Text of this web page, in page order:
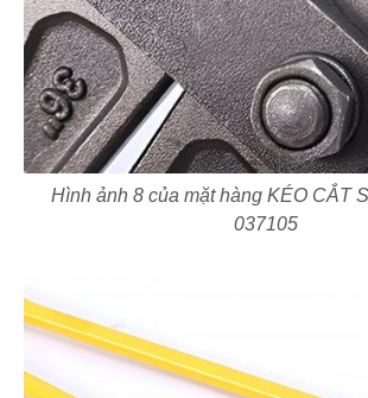
Hình ảnh 8 của mặt hàng KÉO CẮT
037105